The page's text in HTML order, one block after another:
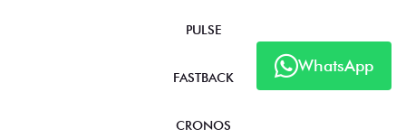
WhatsApp
PULSE
FASTBACK
CRONOS